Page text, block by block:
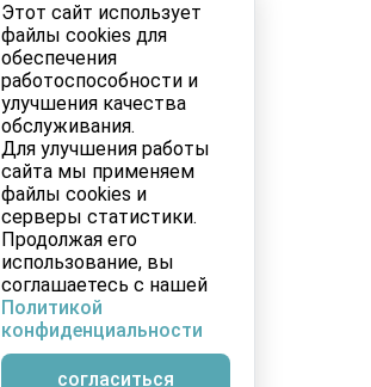
Этот сайт использует
файлы cookies для
обеспечения
работоспособности и
улучшения качества
обслуживания.
Для улучшения работы
сайта мы применяем
файлы cookies и
серверы статистики.
Продолжая его
использование, вы
соглашаетесь с нашей
Политикой
конфиденциальности
согласиться